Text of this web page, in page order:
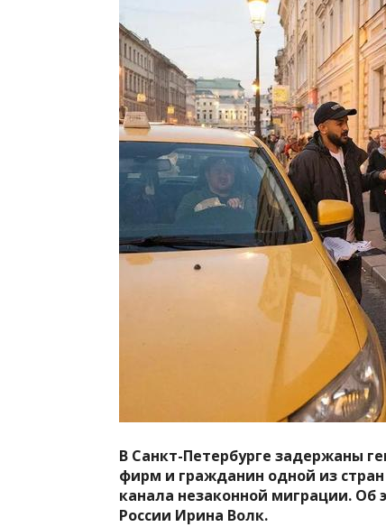
В Санкт-Петербурге задержаны
фирм и гражданин одной из
канала незаконной миграции.
России Ирина Волк.